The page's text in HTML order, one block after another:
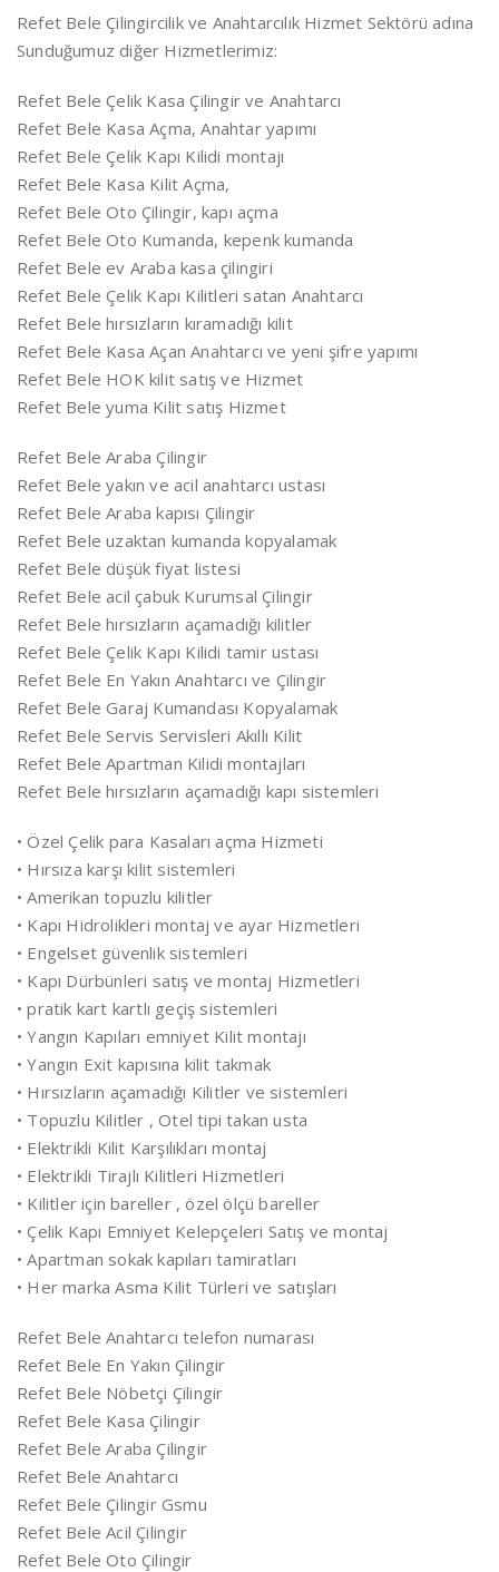
Refet Bele Çilingircilik ve Anahtarcılık Hizmet Sektörü adına
Sunduğumuz diğer Hizmetlerimiz:
Refet Bele Çelik Kasa Çilingir ve Anahtarcı
Refet Bele Kasa Açma, Anahtar yapımı
Refet Bele Çelik Kapı Kilidi montajı
Refet Bele Kasa Kilit Açma,
Refet Bele Oto Çilingir, kapı açma
Refet Bele Oto Kumanda, kepenk kumanda
Refet Bele ev Araba kasa çilingiri
Refet Bele Çelik Kapı Kilitleri satan Anahtarcı
Refet Bele hırsızların kıramadığı kilit
Refet Bele Kasa Açan Anahtarcı ve yeni şifre yapımı
Refet Bele HOK kilit satış ve Hizmet
Refet Bele yuma Kilit satış Hizmet
Refet Bele Araba Çilingir
Refet Bele yakın ve acil anahtarcı ustası
Refet Bele Araba kapısı Çilingir
Refet Bele uzaktan kumanda kopyalamak
Refet Bele düşük fiyat listesi
Refet Bele acil çabuk Kurumsal Çilingir
Refet Bele hırsızların açamadığı kilitler
Refet Bele Çelik Kapı Kilidi tamir ustası
Refet Bele En Yakın Anahtarcı ve Çilingir
Refet Bele Garaj Kumandası Kopyalamak
Refet Bele Servis Servisleri Akıllı Kilit
Refet Bele Apartman Kilidi montajları
Refet Bele hırsızların açamadığı kapı sistemleri
• Özel Çelik para Kasaları açma Hizmeti
• Hırsıza karşı kilit sistemleri
• Amerikan topuzlu kilitler
• Kapı Hidrolikleri montaj ve ayar Hizmetleri
• Engelset güvenlik sistemleri
• Kapı Dürbünleri satış ve montaj Hizmetleri
• pratik kart kartlı geçiş sistemleri
• Yangın Kapıları emniyet Kilit montajı
• Yangın Exit kapısına kilit takmak
• Hırsızların açamadığı Kilitler ve sistemleri
• Topuzlu Kilitler , Otel tipi takan usta
• Elektrikli Kilit Karşılıkları montaj
• Elektrikli Tirajlı Kilitleri Hizmetleri
• Kilitler için bareller , özel ölçü bareller
• Çelik Kapı Emniyet Kelepçeleri Satış ve montaj
• Apartman sokak kapıları tamiratları
• Her marka Asma Kilit Türleri ve satışları
Refet Bele Anahtarcı telefon numarası
Refet Bele En Yakın Çilingir
Refet Bele Nöbetçi Çilingir
Refet Bele Kasa Çilingir
Refet Bele Araba Çilingir
Refet Bele Anahtarcı
Refet Bele Çilingir Gsmu
Refet Bele Acil Çilingir
Refet Bele Oto Çilingir